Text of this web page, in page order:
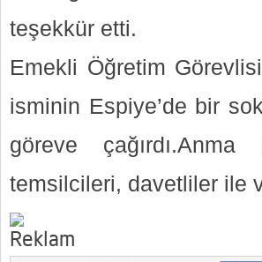
teşekkür etti.
Emekli Öğretim
isminin Espiye’de bir
göreve
temsilcileri, davetliler ile